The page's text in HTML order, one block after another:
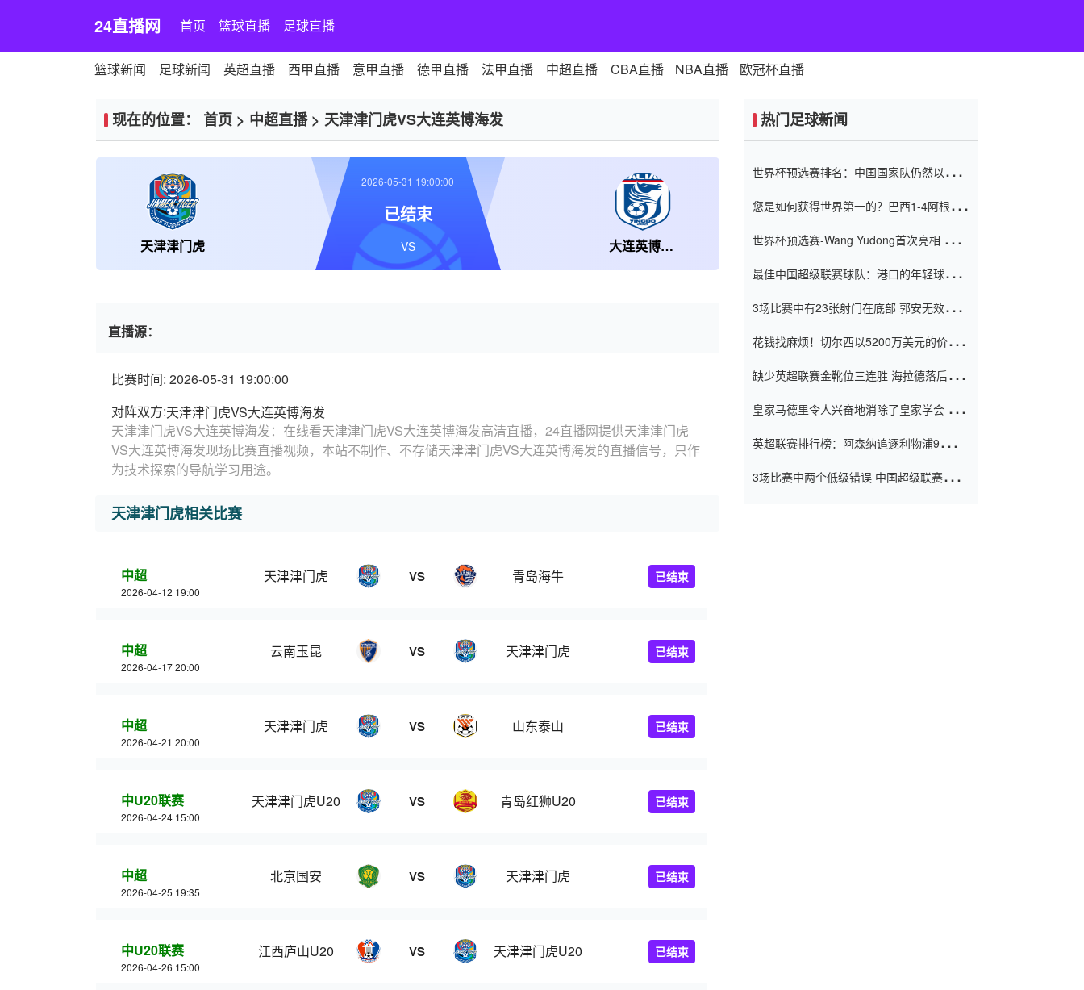
24直播网 首页 篮球直播 足球直播
篮球新闻 足球新闻 英超直播 西甲直播 意甲直播 德甲直播 法甲直播 中超直播 CBA直播 NBA直播 欧冠杯直播
现在的位置： 首页 > 中超直播> 天津津门虎VS大连英博海发
天津津门虎 大连英博海发
2026-05-31 19:00:00
已结束
VS
直播源：
比赛时间: 2026-05-31 19:00:00
对阵双方:天津津门虎VS大连英博海发
天津津门虎VS大连英博海发：在线看天津津门虎VS大连英博海发高清直播，24直播网提供天津津门虎
VS大连英博海发现场比赛直播视频，本站不制作、不存储天津津门虎VS大连英博海发的直播信号，只作
为技术探索的导航学习用途。
天津津门虎相关比赛
中超
2026-04-12 19:00
天津津门虎 VS 青岛海牛 已结束
中超
2026-04-17 20:00
云南玉昆 VS 天津津门虎 已结束
中超
2026-04-21 20:00
天津津门虎 VS 山东泰山 已结束
中U20联赛
2026-04-24 15:00
天津津门虎U20 VS 青岛红狮U20 已结束
中超
2026-04-25 19:35
北京国安 VS 天津津门虎 已结束
中U20联赛
2026-04-26 15:00
江西庐山U20 VS 天津津门虎U20 已结束
热门足球新闻
世界杯预选赛排名：中国国家队仍然以6分
您是如何获得世界第一的？巴西1-4阿根
世界杯预选赛-Wang Yudong首次亮相 中国
最佳中国超级联赛球队：港口的年轻球员在
（Taishan）
3场比赛中有23张射门在底部 郭安无效传球
花钱找麻烦！切尔西以5200万美元的价格
窗口
缺少英超联赛金靴位三连胜 海拉德落后6球
皇家马德里令人兴奋地消除了皇家学会 安
英超联赛排行榜：阿森纳追逐利物浦9分 曼
3场比赛中两个低级错误 中国超级联赛的前